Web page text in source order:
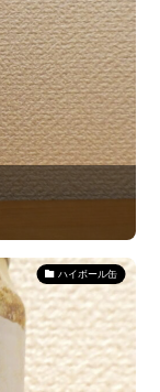
ハイボール缶